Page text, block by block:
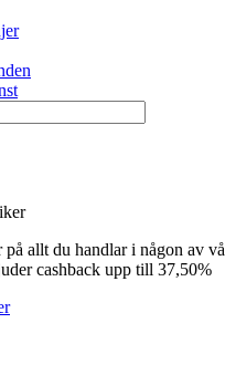
på allt du handlar i någon av
cashback upp till 37,50%